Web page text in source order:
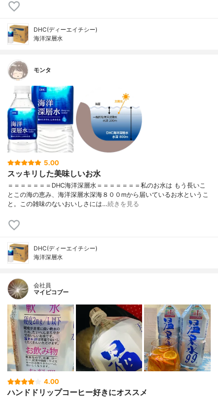
DHC(ディーエイチシー)
海洋深層水
モンタ
5.00
スッキリした美味しいお水
＝＝＝＝＝＝＝DHC海洋深層水＝＝＝＝＝＝＝私のお水は もう長いこ
とこの海の恵み、海洋深層水深海８００mから届いているお水というこ
と。この雑味のないおいしさには…続きを見る
DHC(ディーエイチシー)
海洋深層水
会社員
マイピコブー
4.00
ハンドドリップコーヒー好きにオススメ